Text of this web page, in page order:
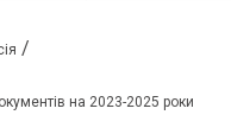
/
на 2023-2025 роки